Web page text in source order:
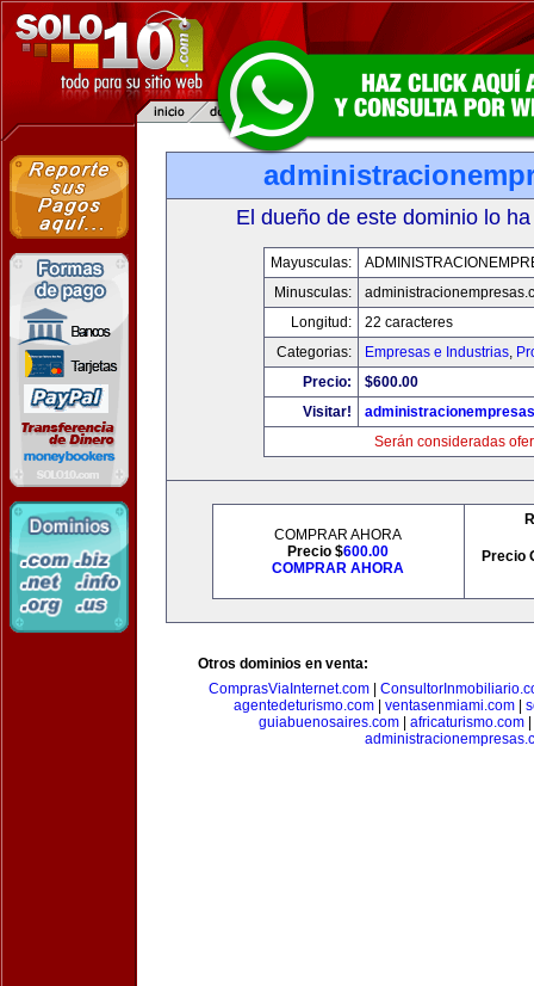
El dueño de este dominio lo
Mayusculas:
Minusculas:
Longitud:
22 caracteres
Categorias:
Empresas e Industrias,
Precio:
$600.00
Visitar!
Serán consideradas
COMPRAR AHORA
Precio $600.00
COMPRAR AHORA
Precio
Otros dominios en venta:
ComprasViaInternet.com
agentedeturismo.com| ventasenmiami.com|
guiabuenosaires.com
africaturismo.com